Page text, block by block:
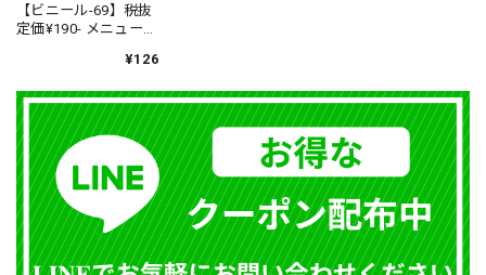
【ビニール-69】税抜
定価¥190- メニューブ
¥126